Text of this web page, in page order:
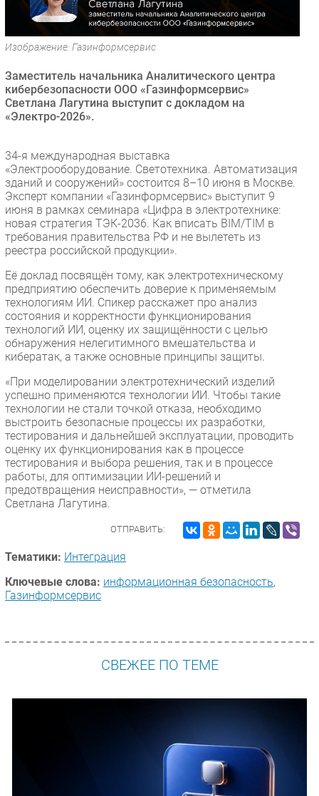
Безопасность
Инновации
Гаджеты
Здоровье
Новости
Аналитика
Интервью
Мероприятия
Проекты
Тестовый стенд
Каталог компаний
Изображение: Газинформсервис
Заместитель начальника Аналитического центра
кибербезопасности ООО «Газинформсервис»
Светлана Лагутина выступит с докладом на
«Электро-2026».
34-я международная выставка
«Электрооборудование. Светотехника. Автоматизация
зданий и сооружений» состоится 8–10 июня в Москве.
Эксперт компании «Газинформсервис» выступит 9
июня в рамках семинара «Цифра в электротехнике:
новая стратегия ТЭК-2036. Как вписать BIM/ТIM в
требования правительства РФ и не вылететь из
реестра российской продукции».
Её доклад посвящён тому, как электротехническому
предприятию обеспечить доверие к применяемым
технологиям ИИ. Спикер расскажет про анализ
состояния и корректности функционирования
технологий ИИ, оценку их защищённости с целью
обнаружения нелегитимного вмешательства и
кибератак, а также основные принципы защиты.
«При моделировании электротехнический изделий
успешно применяются технологии ИИ. Чтобы такие
технологии не стали точкой отказа, необходимо
выстроить безопасные процессы их разработки,
тестирования и дальнейшей эксплуатации, проводить
оценку их функционирования как в процессе
тестирования и выбора решения, так и в процессе
работы, для оптимизации ИИ-решений и
предотвращения неисправности», — отметила
Светлана Лагутина.
ОТПРАВИТЬ:
Тематики: Интеграция
Ключевые слова: информационная безопасность,
Газинформсервис
СВЕЖЕЕ ПО ТЕМЕ